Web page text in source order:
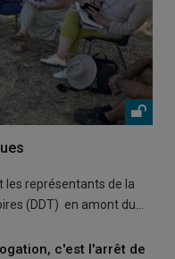
les représentants de la
(DDT) en amont du…
c'est l'arrêt de